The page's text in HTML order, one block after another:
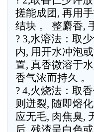
搓能成团, 再用
结块 。 整麝香,
? 3,水溶法：取
内, 用开水冲泡
置, 真香微溶于
香气浓而持久 。
? 4,火烧法：取
则迸裂, 随即熔
应无毛, 肉焦臭,
后, 残渣呈白色或